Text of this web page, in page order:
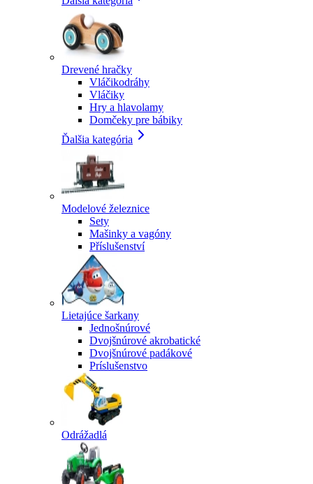
Drevené hračky
Vláčikodráhy
Vláčiky
Hry a hlavolamy
Domčeky pre bábiky
Ďalšia kategória
Modelové železnice
Sety
Mašinky a vagóny
Příslušenství
Lietajúce šarkany
Jednošnúrové
Dvojšnúrové akrobatické
Dvojšnúrové padákové
Príslušenstvo
Odrážadlá